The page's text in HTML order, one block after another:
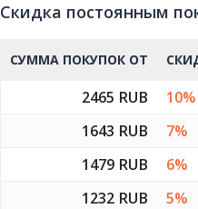
Cкидка постоянным
СУММА ПОКУПОК ОТ
2465 RUB
10%
1643 RUB
7%
1479 RUB
6%
1232 RUB
5%